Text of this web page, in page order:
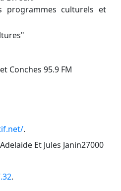
programmes culturels et
"
Conches 95.9 FM
.
Et Jules Janin27000
.